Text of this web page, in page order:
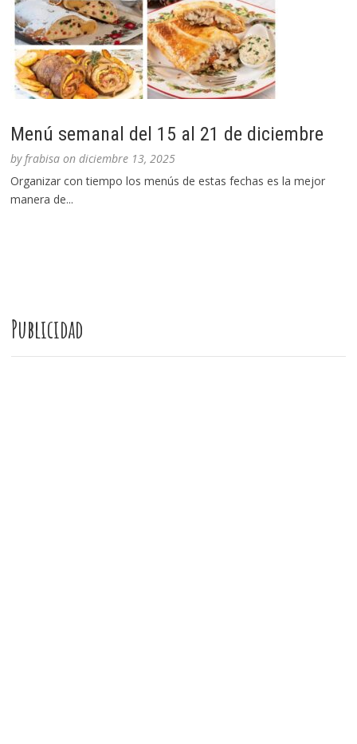
Menú semanal del 15 al 21 de diciembre
byfrabisa ondiciembre 13, 2025
Organizar con tiempo los menús de estas fechas es la mejor
manera de...
Publicidad